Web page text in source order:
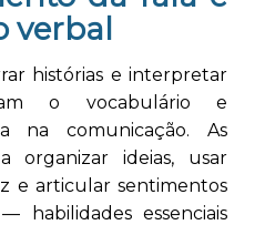
verbal
histórias e interpretar
o vocabulário e
na comunicação. As
organizar ideias, usar
e articular sentimentos
habilidades essenciais